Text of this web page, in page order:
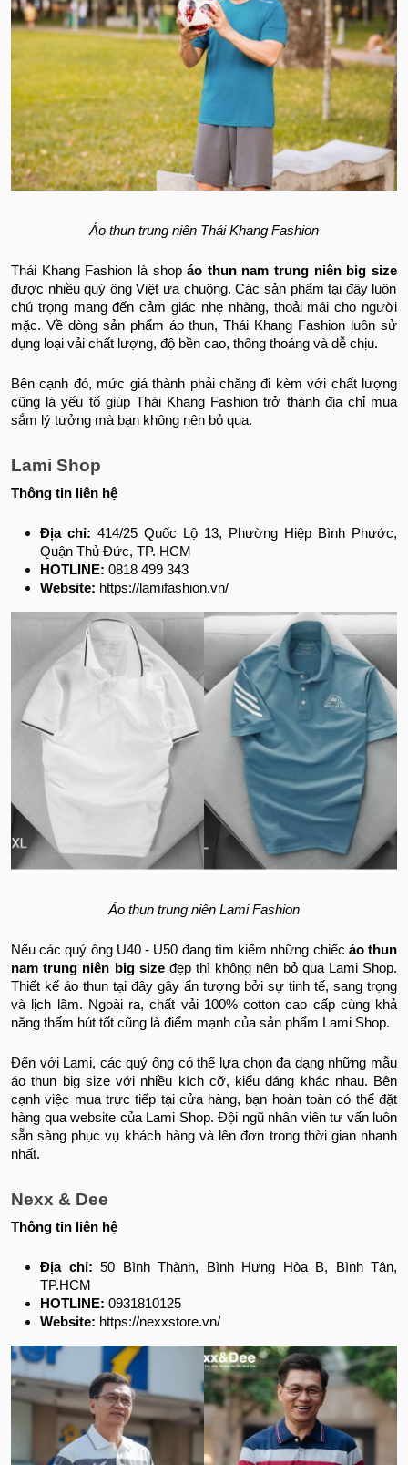
Áo thun trung niên Thái Khang Fashion
Thái Khang Fashion là shopáo thun nam trung niên big size
được nhiều quý ông Việt ưa chuộng. Các sản phẩm tại đây luôn
chú trọng mang đến cảm giác nhẹ nhàng, thoải mái cho người
mặc. Về dòng sản phẩm áo thun, Thái Khang Fashion luôn sử
dụng loại vải chất lượng, độ bền cao, thông thoáng và dễ chịu.
Bên cạnh đó, mức giá thành phải chăng đi kèm với chất lượng
cũng là yếu tố giúp Thái Khang Fashion trở thành địa chỉ mua
sắm lý tưởng mà bạn không nên bỏ qua.
Lami Shop
Thông tin liên hệ
Địa chỉ: 414/25 Quốc Lộ 13, Phường Hiệp Bình Phước,
Quận Thủ Đức, TP. HCM
HOTLINE: 0818 499 343
Website: https://lamifashion.vn/
Áo thun trung niên Lami Fashion
Nếu các quý ông U40 - U50 đang tìm kiếm những chiếc áo thun
nam trung niên big size đẹp thì không nên bỏ qua Lami Shop.
Thiết kế áo thun tại đây gây ấn tượng bởi sự tinh tế, sang trọng
và lịch lãm. Ngoài ra, chất vải 100% cotton cao cấp cùng khả
năng thấm hút tốt cũng là điểm mạnh của sản phẩm Lami Shop.
Đến với Lami, các quý ông có thể lựa chọn đa dạng những mẫu
áo thun big size với nhiều kích cỡ, kiểu dáng khác nhau. Bên
cạnh việc mua trực tiếp tại cửa hàng, bạn hoàn toàn có thể đặt
hàng qua website của Lami Shop. Đội ngũ nhân viên tư vấn luôn
sẵn sàng phục vụ khách hàng và lên đơn trong thời gian nhanh
nhất.
Nexx & Dee
Thông tin liên hệ
Địa chỉ: 50 Bình Thành, Bình Hưng Hòa B, Bình Tân,
TP.HCM
HOTLINE: 0931810125
Website: https://nexxstore.vn/